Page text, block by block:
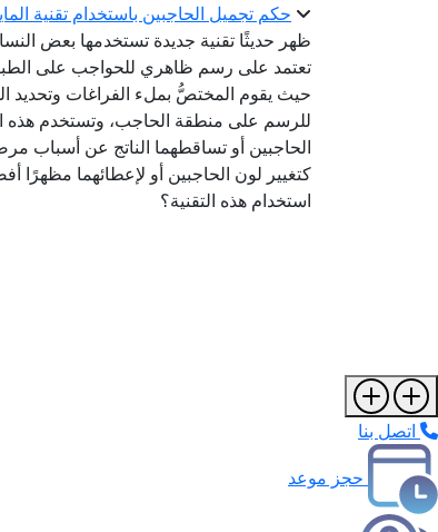
حكم تجميل الحاجبين باستخدام تقنية
تعتمد على رسم ظاهري للحواجب على
حيث يقوم المختصُّ بملء الفراغات
للرسم على منطقة الحاجب، وتستخدم هذه
الحاجبين أو تساقطهما الناتج عن أسباب
كتغيير لون الحاجبين أو لإعطائهما
استخدام هذه التقنية؟
اتصل بنا
حجز موعد